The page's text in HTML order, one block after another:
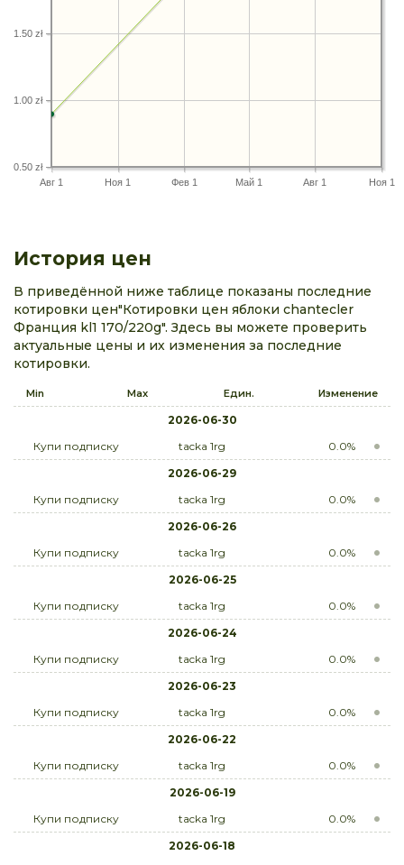
Авг 1 Ноя 1 Фев 1 Май 1 Авг 1 Ноя 1
0.50 zł
1.00 zł
1.50 zł
История цен
В приведённой ниже таблице показаны последние
котировки цен"Котировки цен яблоки chantecler
Франция kl1 170/220g". Здесь вы можете проверить
актуальные цены и их изменения за последние
котировки.
Min Max Един. Изменение
2026-06-30
Купи подписку
tacka 1rg
0.0%
2026-06-29
Купи подписку
tacka 1rg
0.0%
2026-06-26
Купи подписку
tacka 1rg
0.0%
2026-06-25
Купи подписку
tacka 1rg
0.0%
2026-06-24
Купи подписку
tacka 1rg
0.0%
2026-06-23
Купи подписку
tacka 1rg
0.0%
2026-06-22
Купи подписку
tacka 1rg
0.0%
2026-06-19
Купи подписку
tacka 1rg
0.0%
2026-06-18